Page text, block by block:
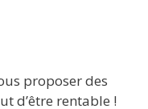
proposer des
d’être rentable !